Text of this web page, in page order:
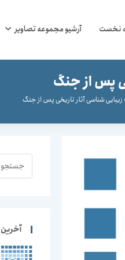
نخست آرشیو مجموعه تصاویر
پس از جنگ
شناسی آثار تاریخی پس از جنگ
جستجو